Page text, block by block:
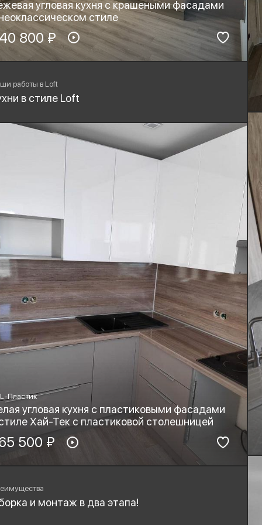
угловая кухня с крашеными фасадами
стиле
фасадов:
эмаль
Материал столешницы:
Blum
800 ₽
работы в Loft
в стиле Loft
Пластик
угловая кухня с пластиковыми фасадами
Хай-Тек с пластиковой столешницей
фасадов: Материал столешницы:
Blum
500 ₽
и монтаж в два этапа!